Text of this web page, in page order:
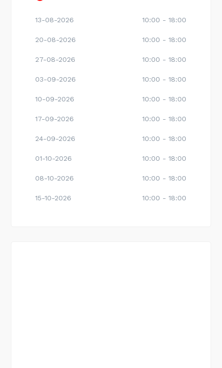
13-08-2026 10:00 - 18:00
20-08-2026 10:00 - 18:00
27-08-2026 10:00 - 18:00
03-09-2026 10:00 - 18:00
10-09-2026 10:00 - 18:00
17-09-2026 10:00 - 18:00
24-09-2026 10:00 - 18:00
01-10-2026 10:00 - 18:00
08-10-2026 10:00 - 18:00
15-10-2026 10:00 - 18:00